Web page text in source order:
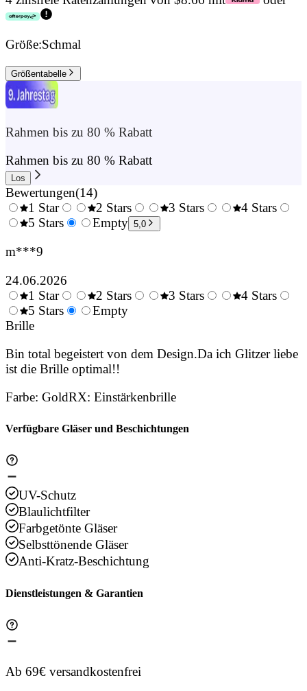
Größe:Schmal
Größentabelle
Rahmen bis zu 80 % Rabatt
Rahmen bis zu 80 % Rabatt
Los
Bewertungen(14)
0.5
1 Star
1.5
2 Stars
2.5
3 Stars
4 Stars
5 Stars Empty 5,0
m***9
24.06.2026
0.5
Stars
1 Star
1.5
2 Stars
3 Stars
4 Stars
5 Stars
Empty
Brille
Bin total begeistert von dem Design.Da ich Glitzer liebe
ist die Brille optimal!!
Farbe: GoldRX: Einstärkenbrille
Verfügbare Gläser und Beschichtungen
UV-Schutz
Blaulichtfilter
Farbgetönte Gläser
Selbsttönende Gläser
Anti-Kratz-Beschichtung
Dienstleistungen & Garantien
Ab 69€ versandkostenfrei